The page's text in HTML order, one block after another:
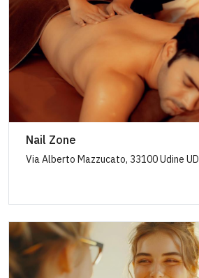
Nail Zone
Via Alberto Mazzucato, 33100 Udine UD